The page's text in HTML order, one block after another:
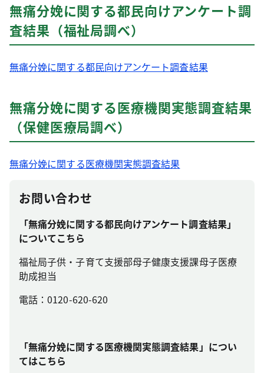
無痛分娩に関する都民向けアンケート調
査結果（福祉局調べ）
無痛分娩に関する都民向けアンケート調査結果
無痛分娩に関する医療機関実態調査結果
（保健医療局調べ）
無痛分娩に関する医療機関実態調査結果
お問い合わせ
「無痛分娩に関する都民向けアンケート調査結果」
についてこちら
福祉局子供・子育て支援部母子健康支援課母子医療
助成担当
電話：0120-620-620
「無痛分娩に関する医療機関実態調査結果」につい
てはこちら